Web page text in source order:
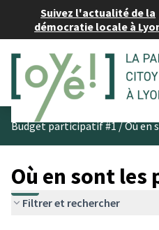
Suivez l'actualité de la
démocratie locale à
Budget participatif #1/Où en
Où en sont les
Filtrer et rechercher